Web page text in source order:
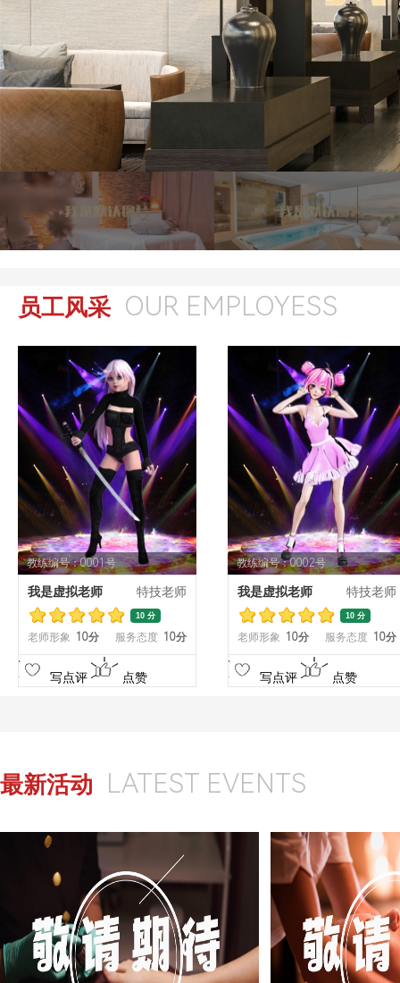
员工风采 OUR EMPLOYESS
教练编号：0001号
我是虚拟老师 特技老师
10 分
老师形象 10分 服务态度 10分
写点评 点赞
教练编号：0002号
我是虚拟老师 特技老师
10 分
老师形象 10分 服务态度 10分
写点评 点赞
最新活动 LATEST EVENTS